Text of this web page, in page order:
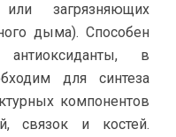
загрязняющих
дыма). Способен
антиоксиданты, в
для синтеза
компонентов
связок и костей.